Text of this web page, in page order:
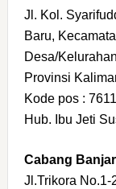
Jl. Kol.
Baru,
Desa/
Provinsi
Kode pos :
Hub. Ibu Jeti
Cabang
Jl.Trikora